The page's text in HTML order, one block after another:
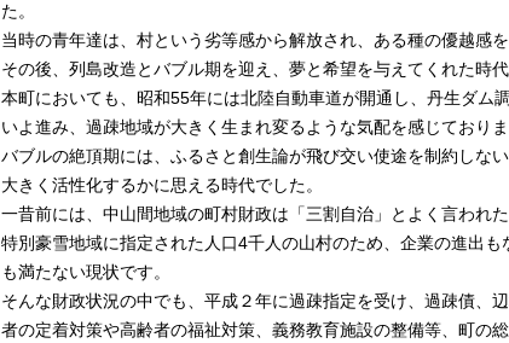
た。
当時の青年達は、村という劣等感から解放され、ある種の優越感を
その後、列島改造とバブル期を迎え、夢と希望を与えてくれた時代
本町においても、昭和55年には北陸自動車道が開通し、丹生ダム
いよ進み、過疎地域が大きく生まれ変るような気配を感じてお
バブルの絶頂期には、ふるさと創生論が飛び交い使途を制約しな
大きく活性化するかに思える時代でした。
一昔前には、中山間地域の町村財政は「三割自治」とよく言われ
特別豪雪地域に指定された人口4千人の山村のため、企業の進出
も満たない現状です。
そんな財政状況の中でも、平成２年に過疎指定を受け、過疎債、
者の定着対策や高齢者の福祉対策、義務教育施設の整備等、町の